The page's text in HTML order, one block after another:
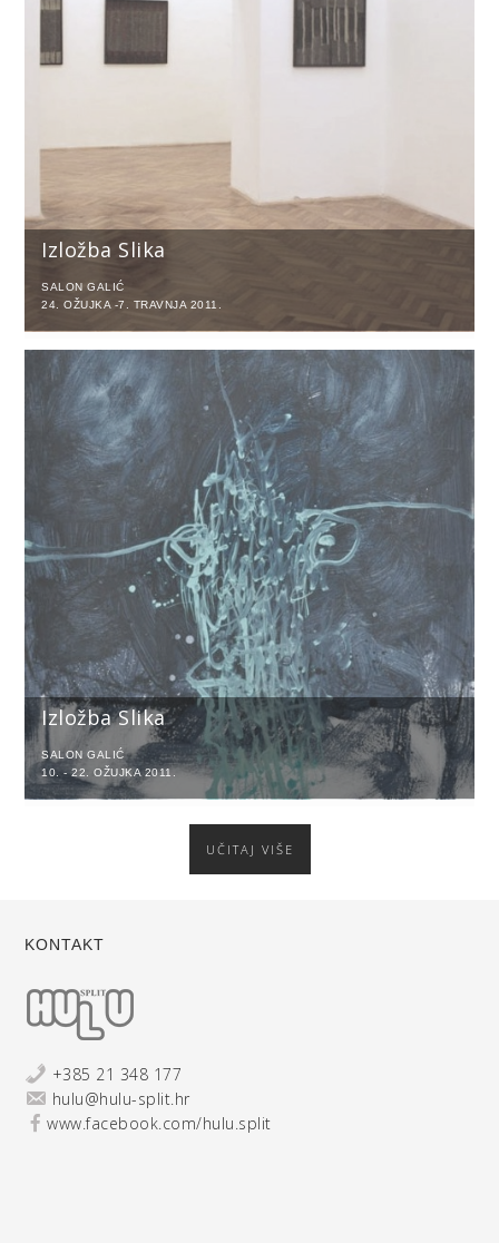
Izložba Slika
SALON GALIĆ
24. OŽUJKA -7. TRAVNJA 2011.
Izložba Slika
SALON GALIĆ
10. - 22. OŽUJKA 2011.
UČITAJ VIŠE
KONTAKT
+385 21 348 177
hulu@hulu-split.hr
www.facebook.com/hulu.split